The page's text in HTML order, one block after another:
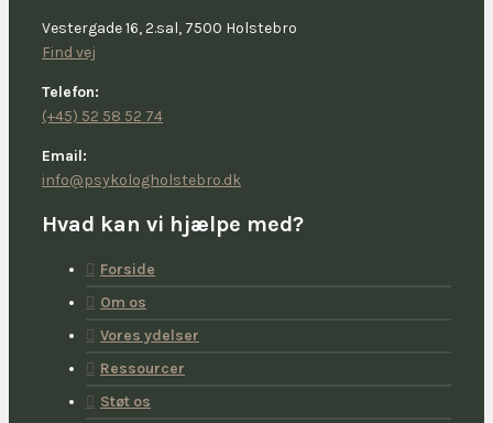
Vestergade 16, 2.sal, 7500 Holstebro
Find vej
Telefon:
(+45) 52 58 52 74
Email:
info@psykologholstebro.dk
Hvad kan vi hjælpe med?
Forside
Om os
Vores ydelser
Ressourcer
Støt os